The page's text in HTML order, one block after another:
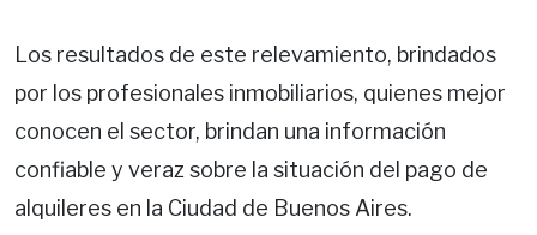
Los resultados de este relevamiento, brindados
por los profesionales inmobiliarios, quienes mejor
conocen el sector, brindan una información
confiable y veraz sobre la situación del pago de
alquileres en la Ciudad de Buenos Aires.